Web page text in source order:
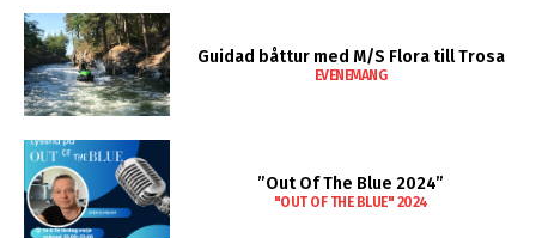
Guidad båttur med M/S Flora till Trosa
EVENEMANG
”Out Of The Blue 2024”
"OUT OF THE BLUE" 2024